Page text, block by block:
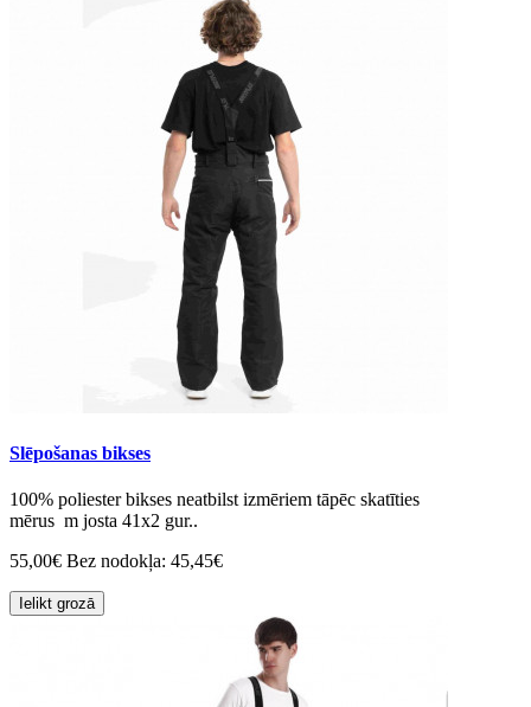
Slēpošanas bikses
100% poliester bikses neatbilst izmēriem tāpēc skatīties
mērus m josta 41x2 gur..
55,00€ Bez nodokļa: 45,45€
Ielikt grozā